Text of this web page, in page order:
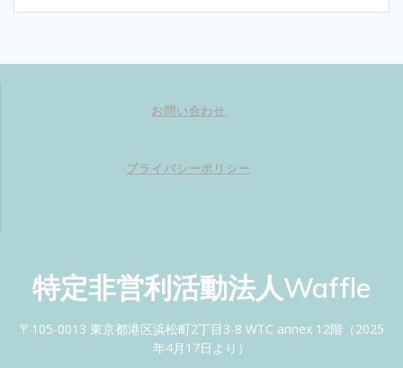
お問い合わせ
プライバシーポリシー
特定非営利活動法人Waffle
〒105-0013 東京都港区浜松町2丁目3-8 WTC annex 12階（2025
年4月17日より）